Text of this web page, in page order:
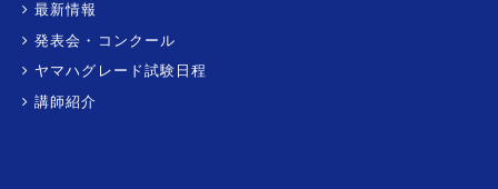
最新情報
発表会・コンクール
ヤマハグレード試験日程
講師紹介